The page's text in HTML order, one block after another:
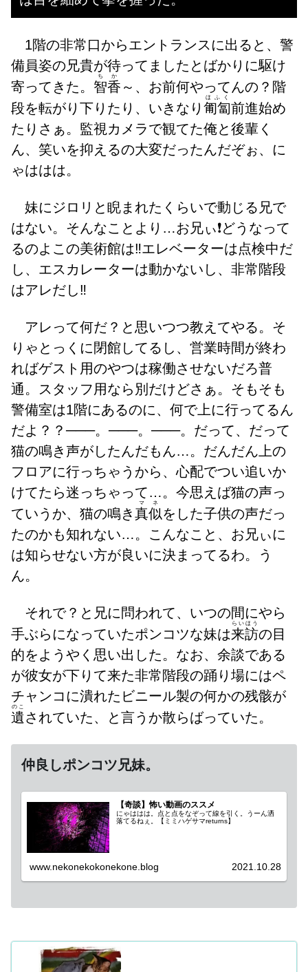
1階の非常口からエントランスに出ると、警
備員姿の兄貴が待ってましたとばかりに駆け
寄ってきた。 智香
ちか
～、お前何やってんの？階
段を転がり下りたり、いきなり 匍匐
ほふく
前進始め
たりさぁ。監視カメラで観てた俺と後輩く
ん、笑いを抑えるの大変だったんだぞぉ、に
ゃははは。
妹にジロリと睨まれたくらいで動じる兄で
はない。そんなことより…お兄ぃ❗どうなって
るのよこの美術館は‼️エレベーターは点検中だ
し、エスカレーターは動かないし、非常階段
はアレだし‼️
アレって何だ？と思いつつ教えてやる。そ
りゃとっくに閉館してるし、営業時間が終わ
ればゲスト用のやつは稼働させないだろ普
通。スタッフ用なら別だけどさぁ。そもそも
警備室は1階にあるのに、何で上に行ってるん
だよ？？───。───。───。だって、だって
猫の鳴き声がしたんだもん…。だんだん上の
フロアに行っちゃうから、心配でつい追いか
けてたら迷っちゃって…。今思えば猫の声っ
ていうか、猫の鳴き真似
マネ
をした子供の声だっ
たのかも知れない…。こんなこと、お兄ぃに
は知らせない方が良いに決まってるわ。う
ん。
それで？と兄に問われて、いつの間にやら
手ぶらになっていたポンコツな妹は来訪
らいほう
の目
的をようやく思い出した。なお、余談である
が彼女が下りて来た非常階段の踊り場にはペ
チャンコに潰れたビニール製の何かの残骸が
遺
のこ
されていた、と言うか散らばっていた。
仲良しポンコツ兄妹。
【奇談】怖い動画のススメ
にゃははは。点と点をなぞって線を引く。うーん洒
落てるねぇ。【ミミハゲサマreturns】
www.nekonekokonekone.blog 2021.10.28